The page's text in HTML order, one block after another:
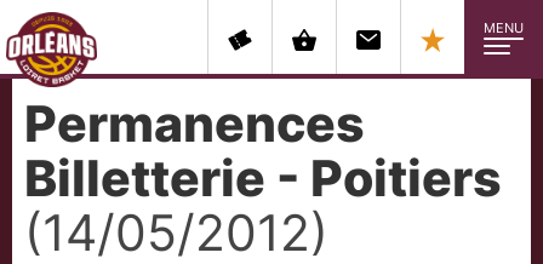
MENU
Permanences
Billetterie - Poitiers
(14/05/2012)